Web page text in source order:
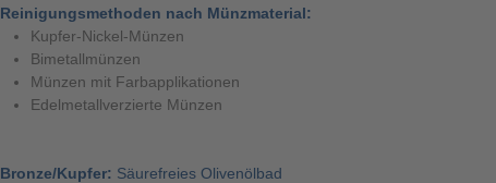
Reinigungsmethoden nach Münzmaterial:
Kupfer-Nickel-Münzen
Bimetallmünzen
Münzen mit Farbapplikationen
Edelmetallverzierte Münzen
Bronze/Kupfer: Säurefreies Olivenölbad